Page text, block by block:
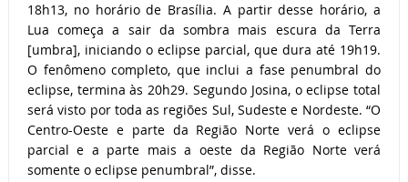
18h13, no horário de Brasília. A partir desse horário, a
Lua começa a sair da sombra mais escura da Terra
[umbra], iniciando o eclipse parcial, que dura até 19h19.
O fenômeno completo, que inclui a fase penumbral do
eclipse, termina às 20h29. Segundo Josina, o eclipse total
será visto por toda as regiões Sul, Sudeste e Nordeste. “O
Centro-Oeste e parte da Região Norte verá o eclipse
parcial e a parte mais a oeste da Região Norte verá
somente o eclipse penumbral”, disse.